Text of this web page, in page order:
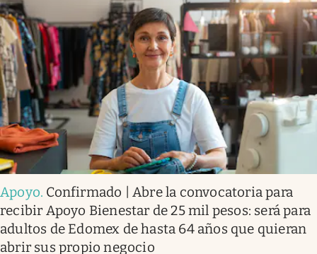
Apoyo. Confirmado | Abre la convocatoria para
recibir Apoyo Bienestar de 25 mil pesos: será para
adultos de Edomex de hasta 64 años que quieran
abrir sus propio negocio